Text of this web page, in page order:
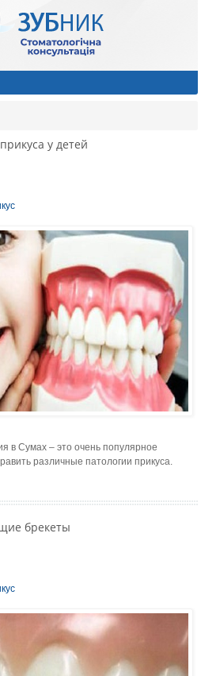
у детей
в Сумах – это очень популярное
различные патологии прикуса.
брекеты